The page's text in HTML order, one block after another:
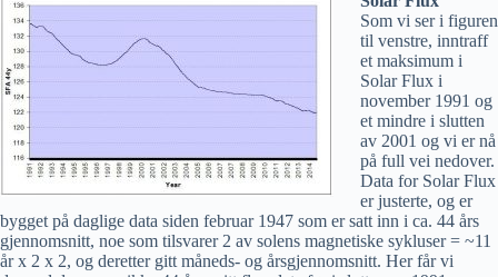
Som vi ser i figuren
til venstre, inntraff
et maksimum i
Solar Flux i
november 1991 og
et mindre i slutten
av 2001 og vi er nå
på full vei nedover.
Data for Solar Flux
er justerte, og er
bygget på daglige data siden februar 1947 som er satt inn i ca. 44 års
gjennomsnitt, noe som tilsvarer 2 av solens magnetiske sykluser = ~11
år x 2 x 2, og deretter gitt måneds- og årsgjennomsnitt. Her får vi